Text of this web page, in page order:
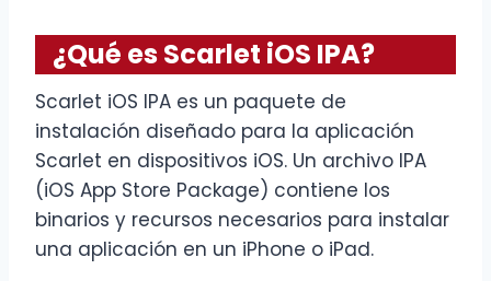
¿Qué es Scarlet iOS IPA?
Scarlet iOS IPA es un paquete de
instalación diseñado para la aplicación
Scarlet en dispositivos iOS. Un archivo IPA
(iOS App Store Package) contiene los
binarios y recursos necesarios para instalar
una aplicación en un iPhone o iPad.